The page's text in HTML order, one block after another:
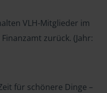
VLH-Mitglieder im
zurück. (Jahr:
für schönere Dinge –